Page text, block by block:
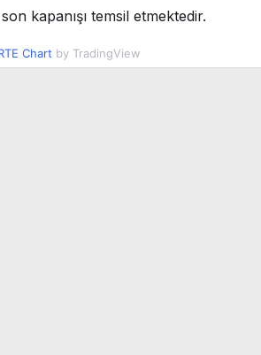
kapanışı temsil etmektedir.
Chart by TradingView